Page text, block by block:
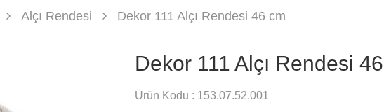
Alçı Rendesi Dekor 111 Alçı Rendesi 46 cm
Dekor 111 Alçı Rendesi
Ürün Kodu : 153.07.52.001